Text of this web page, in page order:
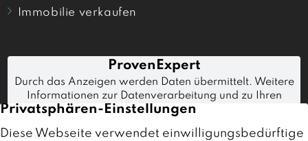
Immobilie verkaufen